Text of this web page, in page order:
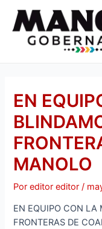
contenido
EN
MANOLO
Poreditor editor/
EN EQUIPO CON LA
FRONTERAS DE
de
entradas